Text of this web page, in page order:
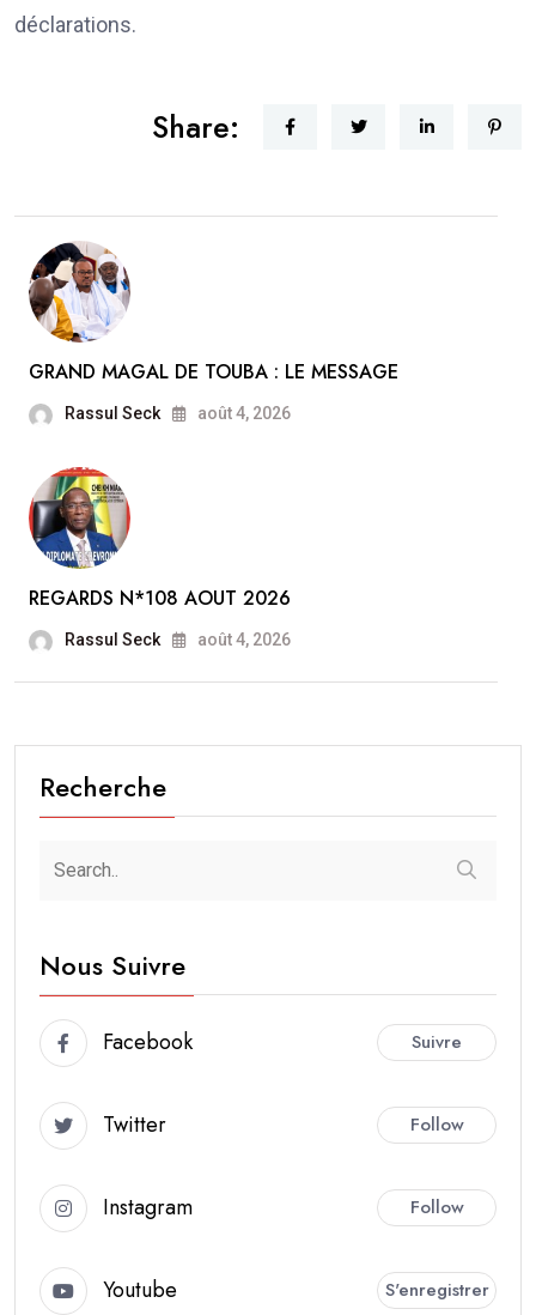
déclarations.
Share:
GRAND MAGAL DE TOUBA : LE MESSAGE
Rassul Seck août 4, 2026
REGARDS N*108 AOUT 2026
Rassul Seck août 4, 2026
Recherche
Nous Suivre
Facebook Suivre
Twitter Follow
Instagram Follow
Youtube S'enregistrer